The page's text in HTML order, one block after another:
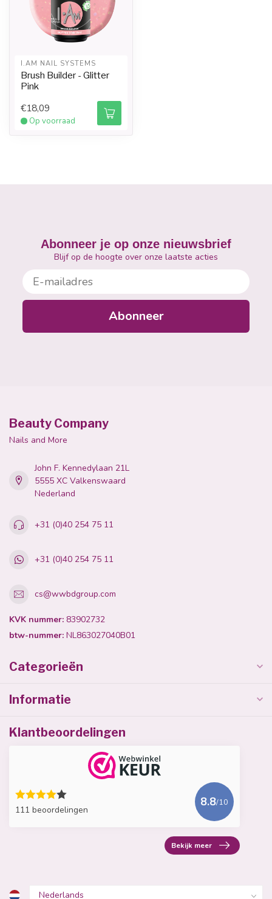
I.AM NAIL SYSTEMS
Brush Builder - Glitter
Pink
€18,09
Op voorraad
Abonneer je op onze nieuwsbrief
Blijf op de hoogte over onze laatste acties
E-mailadres
Abonneer
Beauty Company
Nails and More
John F. Kennedylaan 21L
5555 XC Valkenswaard
Nederland
+31 (0)40 254 75 11
+31 (0)40 254 75 11
cs@wwbdgroup.com
KVK nummer: 83902732
btw-nummer: NL863027040B01
Categorieën
Informatie
Klantbeoordelingen
111 beoordelingen
8.8/10
Bekijk meer